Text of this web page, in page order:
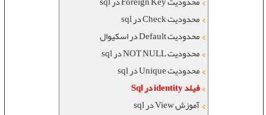
محدودیت Check در sql
محدودیت Default در اسکیوال
محدودیت NOT NULL در sql
محدودیت Unique در sql
فیلد identity در Sql
آموزش View در sql